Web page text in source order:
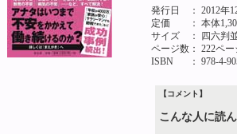
発行日
： 2012年
定価
： 本体
サイズ
： 四六判
ページ数： 222ペー
ISBN
： 978-4-
【コメント】
こんな人に読